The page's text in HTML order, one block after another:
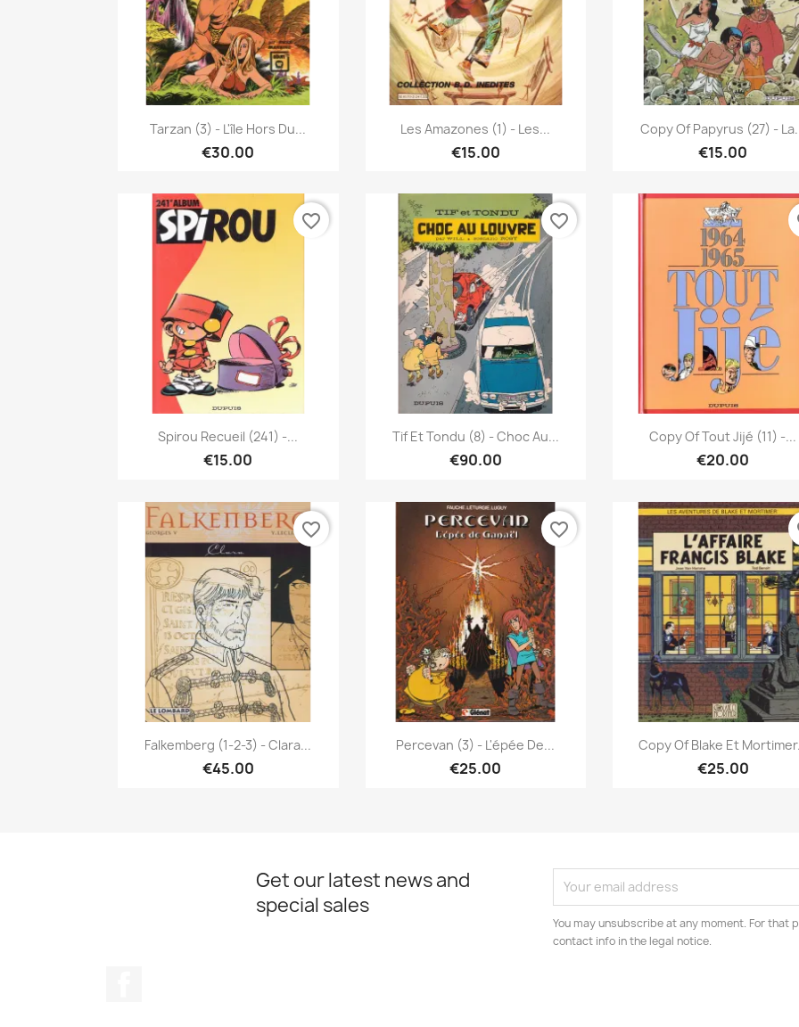
Quick view
Tarzan (3) - L'île Hors Du...
€30.00
Quick view
Les Amazones (1) - Les...
€15.00
Quick view
Copy Of Papyrus (27) -
€15.00
 Quick view
Spirou Recueil (241) -...
€15.00
favorite_border
Quick view
Tif Et Tondu (8) - Choc Au...
€90.00
favorite_border
Quick view
Copy Of Tout Jijé (11) -...
€20.00
Quick view
Falkemberg (1-2-3) - Clara...
€45.00
favorite_border
Quick view
Percevan (3) - L'épée De...
€25.00
favorite_border
Quick view
Copy Of Blake Et
€25.00
Get our latest news and
special sales
You may unsubscribe at any moment. For that
contact info in the legal notice.